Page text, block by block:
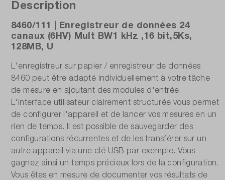
Précision de la mesure de tension DC:
±0,1 %, ±10 µV, ±0,2 % offset
Précision température:
1,25 °C
Résolution (bit):
16
Types de connexion:
canaux analogiques
Écran:
Description
8460/111 | Enregistreur de données 24
canaux (6HV) Mult BW1 kHz ,16 bit,5Ks,
128MB, U
L'enregistreur sur papier / enregistreur de données
8460 peut être adapté individuellement à votre tâche
de mesure en ajoutant des modules d'entrée.
L'interface utilisateur clairement structurée vous permet
de configurer l'appareil et de lancer vos mesures en un
rien de temps. Il est possible de sauvegarder des
configurations récurrentes et de les transférer sur un
autre appareil via une clé USB par exemple. Vous
gagnez ainsi un temps précieux lors de la configuration.
Vous êtes en mesure de documenter vos résultats de